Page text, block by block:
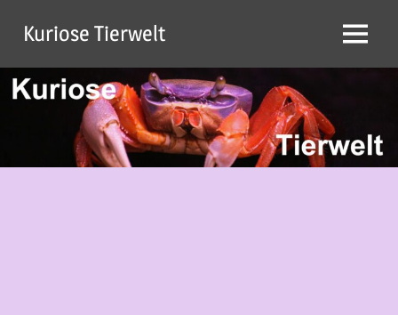
Inhalt
springen
Kuriose Tierwelt Menü